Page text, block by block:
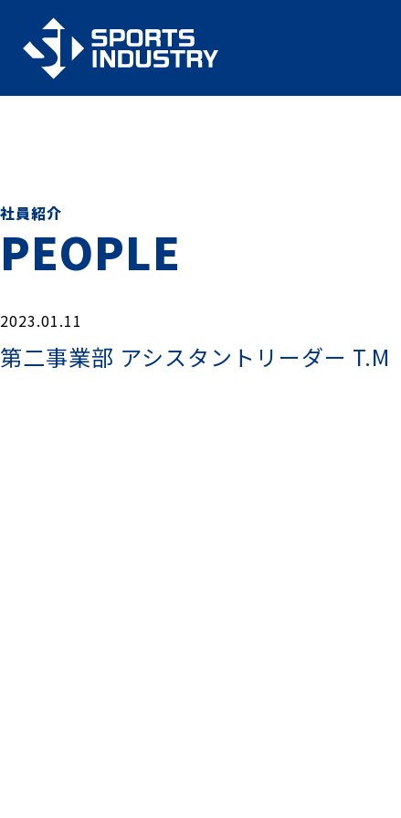
社員紹介
PEOPLE
2023.01.11
第二事業部 アシスタントリーダー T.M